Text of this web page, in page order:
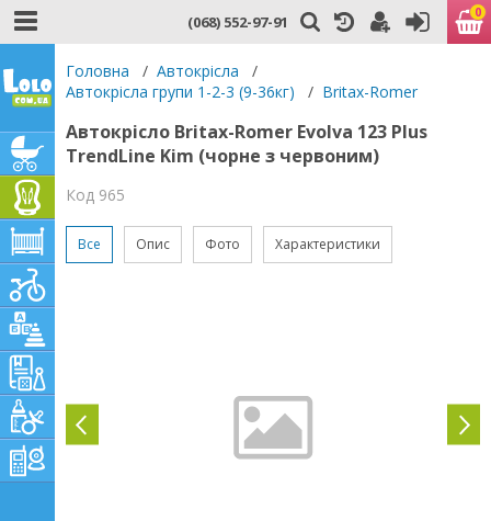
(068) 552-97-91 0
Головна / Автокрісла
/
Автокрісла групи 1-2-3 (9-36кг)
/ Britax-Romer
Автокрісло Britax-Romer Evolva 123 Plus
TrendLine Kim (чорне з червоним)
Код 965
Все Опис Фото Характеристики